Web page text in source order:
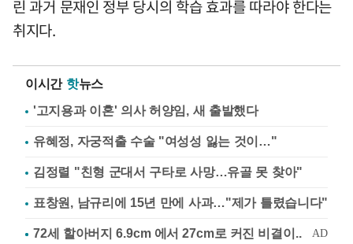
린 과거 문재인 정부 당시의 학습 효과를 따라야 한다는
취지다.
이시간 핫뉴스
'고지용과 이혼' 의사 허양임, 새 출발했다
유혜정, 자궁적출 수술 "여성성 잃는 것이…"
김정렬 "친형 군대서 구타로 사망…유골 못 찾아"
표창원, 남규리에 15년 만에 사과…"제가 틀렸습니다"